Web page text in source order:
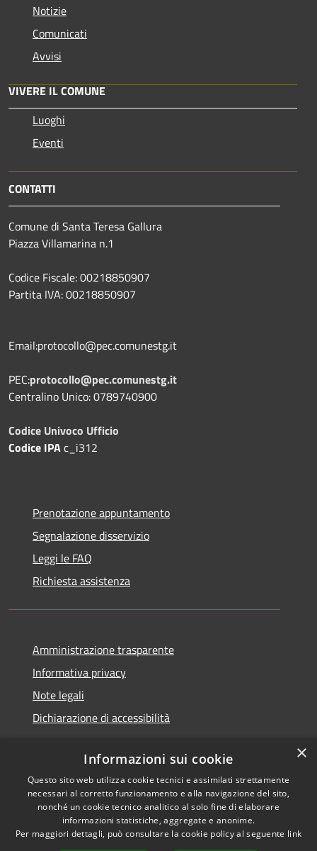
Notizie
Comunicati
Avvisi
VIVERE IL COMUNE
Luoghi
Eventi
CONTATTI
Comune di Santa Teresa Gallura
Piazza Villamarina n.1
Codice Fiscale: 00218850907
Partita IVA: 00218850907
Email:protocollo@pec.comunestg.it
PEC:protocollo@pec.comunestg.it
Centralino Unico: 0789740900
Codice Univoco Ufficio
Codice IPAc_i312
Prenotazione appuntamento
Segnalazione disservizio
Leggi le FAQ
Richiesta assistenza
Amministrazione trasparente
Informativa privacy
Note legali
Dichiarazione di accessibilità
RSS
Accessibilità
Cookie
Copyright © 2026 • Comune di
Santa Teresa Gallura •
Powered byMunicipium
Accesso redazione
×
Informazioni sui cookie
Questo sito web utilizza cookie tecnici e assimilati strettamente
necessari al corretto funzionamento e alla navigazione del sito,
nonché un cookie tecnico analitico al solo fine di elaborare
informazioni statistiche, aggregate e anonime.
Per maggiori dettagli, può consultare la cookie policy al seguente link